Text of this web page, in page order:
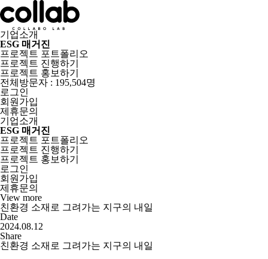
기업소개
ESG 매거진
프로젝트 포트폴리오
프로젝트 진행하기
프로젝트 홍보하기
전체방문자 : 195,504명
로그인
회원가입
제휴문의
기업소개
ESG 매거진
프로젝트 포트폴리오
프로젝트 진행하기
프로젝트 홍보하기
로그인
회원가입
제휴문의
View more
친환경 소재로 그려가는 지구의 내일
Date
2024.08.12
Share
친환경 소재로 그려가는 지구의 내일